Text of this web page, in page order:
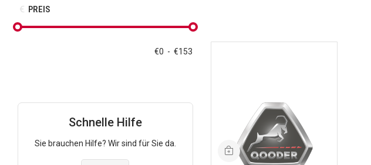
PREIS
€0 - €153
Schnelle Hilfe
Sie brauchen Hilfe? Wir sind für Sie da.